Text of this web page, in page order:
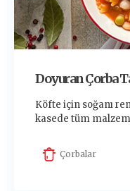
Doyuran Çorba
Köfte için soğanı
kasede tüm
Çorbalar